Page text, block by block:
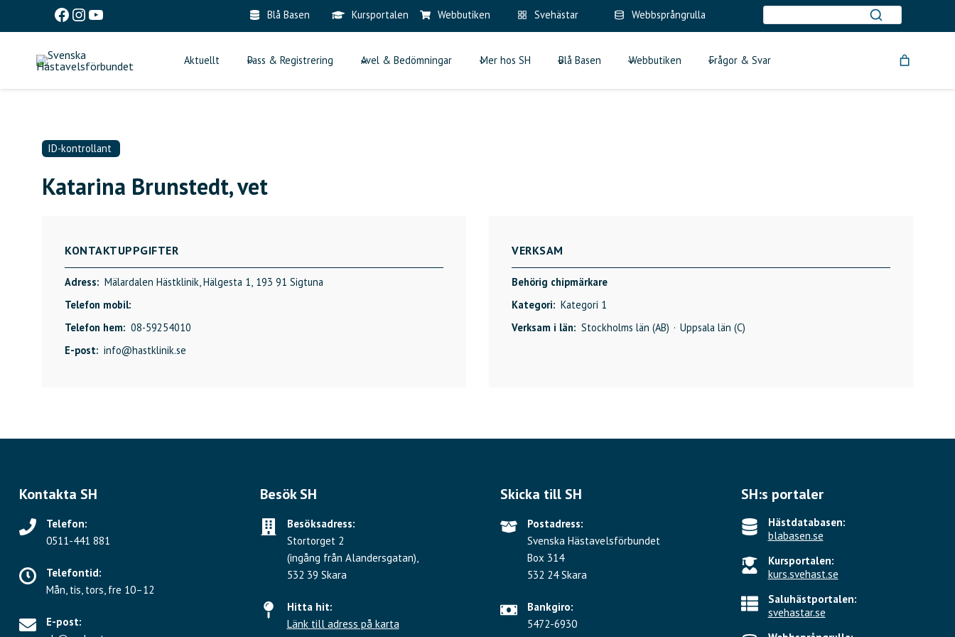
Facebook
Instagram
YouTube Blå Basen Kursportalen Webbutiken Svehästar Webbsprångrulla
Aktuellt Pass & Registrering Avel & Bedömningar Mer hos SH Blå Basen Webbutiken Frågor & Svar
ID-kontrollant
Katarina Brunstedt, vet
KONTAKTUPPGIFTER
Adress: Mälardalen Hästklinik, Hälgesta 1, 193 91 Sigtuna
Telefon mobil:
Telefon hem: 08-59254010
E-post: info@hastklinik.se
VERKSAM
Behörig chipmärkare
Kategori: Kategori 1
Verksam i län: Stockholms län (AB) · Uppsala län (C)
Kontakta SH
Telefon:
0511-441 881
Telefontid:
Mån, tis, tors, fre 10–12
E-post:
Besök SH
Besöksadress:
Stortorget 2
(ingång från Alandersgatan),
532 39 Skara
Hitta hit:
Länk till adress på karta
Skicka till SH
Postadress:
Svenska Hästavelsförbundet
Box 314
532 24 Skara
Bankgiro:
5472-6930
SH:s portaler
Hästdatabasen:
blabasen.se
Kursportalen:
kurs.svehast.se
Saluhästportalen:
svehastar.se